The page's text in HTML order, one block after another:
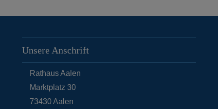
Unsere Anschrift
Rathaus Aalen
Marktplatz 30
73430Aalen